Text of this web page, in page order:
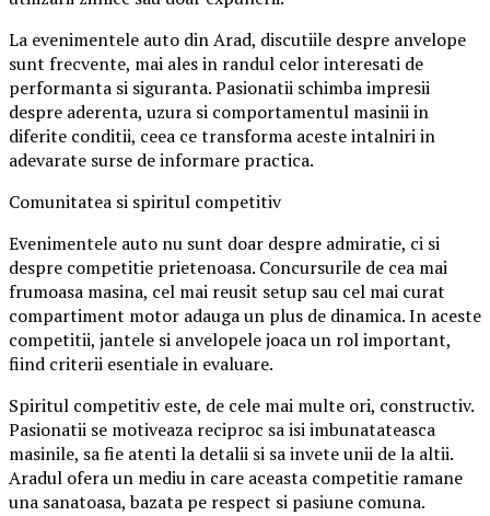
La evenimentele auto din Arad, discutiile despre anvelope
sunt frecvente, mai ales in randul celor interesati de
performanta si siguranta. Pasionatii schimba impresii
despre aderenta, uzura si comportamentul masinii in
diferite conditii, ceea ce transforma aceste intalniri in
adevarate surse de informare practica.
Comunitatea si spiritul competitiv
Evenimentele auto nu sunt doar despre admiratie, ci si
despre competitie prietenoasa. Concursurile de cea mai
frumoasa masina, cel mai reusit setup sau cel mai curat
compartiment motor adauga un plus de dinamica. In aceste
competitii, jantele si anvelopele joaca un rol important,
fiind criterii esentiale in evaluare.
Spiritul competitiv este, de cele mai multe ori, constructiv.
Pasionatii se motiveaza reciproc sa isi imbunatateasca
masinile, sa fie atenti la detalii si sa invete unii de la altii.
Aradul ofera un mediu in care aceasta competitie ramane
una sanatoasa, bazata pe respect si pasiune comuna.